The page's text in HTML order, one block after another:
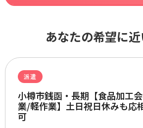
あなたの希望に
派遣
小樽市銭函・長期【食品加工
業/軽作業】土日祝日休みも応
可